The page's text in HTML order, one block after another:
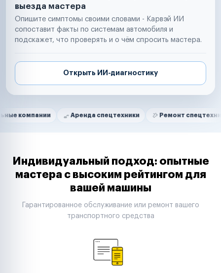
выезда мастера
Опишите симптомы своими словами - Карвэй ИИ
сопоставит факты по системам автомобиля и
подскажет, что проверять и о чём спросить мастера.
Открыть ИИ-диагностику
Нам доверяют
Аренда спецтехники Ремонт спецтехники
Маркетплейсы
Таксопарки
Автодилеры
Строительные компании
Аренда спецтехники
Индивидуальный подход: опытные
мастера с высоким рейтингом для
вашей машины
Гарантированное обслуживание или ремонт вашего
транспортного средства